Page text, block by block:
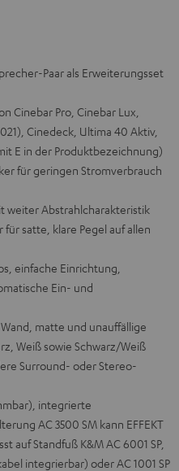
Paar als Erweiterungsset
Cinebar Pro, Cinebar Lux,
Cinedeck, Ultima 40 Aktiv,
E in der Produktbezeichnung)
für geringen Stromverbrauch
weiter Abstrahlcharakteristik
satte, klare Pegel auf allen
einfache Einrichtung,
Ein- und
matte und unauffällige
Weiß sowie Schwarz/Weiß
Surround- oder Stereo-
integrierte
AC 3500 SM kann EFFEKT
auf Standfuß K&M AC 6001 SP,
integrierbar) oder AC 1001 SP